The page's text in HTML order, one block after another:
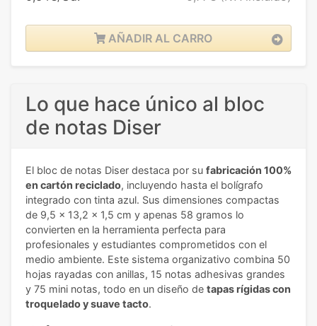
AÑADIR AL CARRO
Lo que hace único al bloc
de notas Diser
El bloc de notas Diser destaca por su fabricación 100%
en cartón reciclado, incluyendo hasta el bolígrafo
integrado con tinta azul. Sus dimensiones compactas
de 9,5 x 13,2 x 1,5 cm y apenas 58 gramos lo
convierten en la herramienta perfecta para
profesionales y estudiantes comprometidos con el
medio ambiente. Este sistema organizativo combina 50
hojas rayadas con anillas, 15 notas adhesivas grandes
y 75 mini notas, todo en un diseño de tapas rígidas con
troquelado y suave tacto.